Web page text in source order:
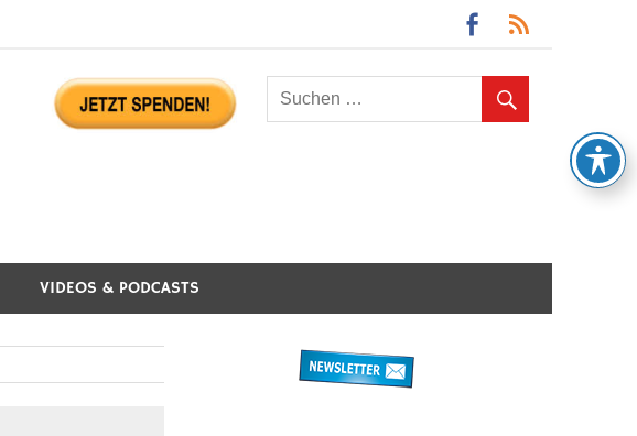
VIDEOS & PODCASTS